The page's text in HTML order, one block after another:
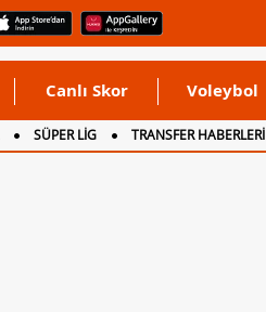
Canlı Skor Voleybol
SÜPER LİG TRANSFER HABERLERİ